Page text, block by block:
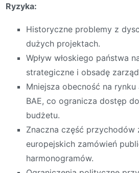
Ryzyka:
Historyczne problemy z
dużych projektach.
Wpływ włoskiego państwa
strategiczne i obsadę
Mniejsza obecność na
BAE, co ogranicza dostęp
budżetu.
Znaczna część przychodów
europejskich zamówień
harmonogramów.